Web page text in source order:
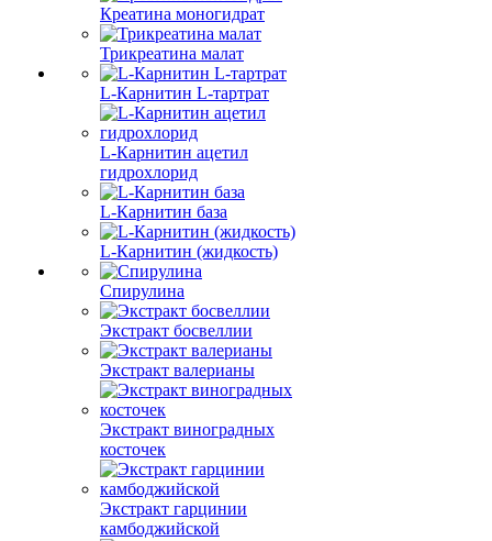
Креатина моногидрат
Трикреатина малат
L-Карнитин L-тартрат
L-Карнитин ацетил
гидрохлорид
L-Карнитин база
L-Карнитин (жидкость)
Спирулина
Экстракт босвеллии
Экстракт валерианы
Экстракт виноградных
косточек
Экстракт гарцинии
камбоджийской